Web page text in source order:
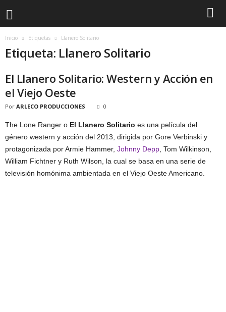
Inicio Etiquetas Llanero Solitario
Etiqueta: Llanero Solitario
El Llanero Solitario: Western y Acción en
el Viejo Oeste
Por ARLECO PRODUCCIONES 0
The Lone Ranger o El Llanero Solitario es una película del
género western y acción del 2013, dirigida por Gore Verbinski y
protagonizada por Armie Hammer, Johnny Depp , Tom Wilkinson,
William Fichtner y Ruth Wilson, la cual se basa en una serie de
televisión homónima ambientada en el Viejo Oeste Americano.